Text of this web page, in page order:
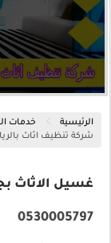
الرئيسية
خدمات
شركة تنظيف اثاث بالرياض
غسيل الاثاث
0530005797